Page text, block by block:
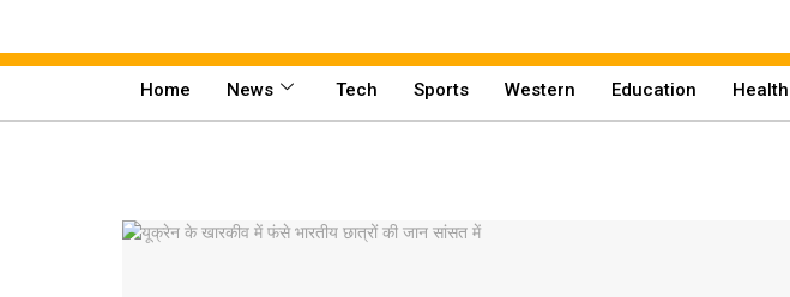
Home News Tech Sports Western Education Health
Tech